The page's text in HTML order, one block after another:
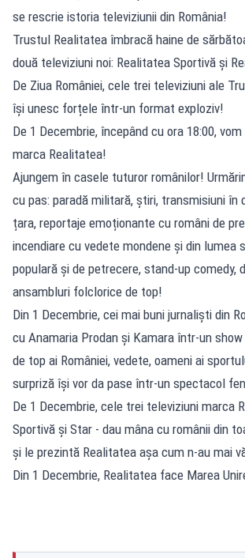
se rescrie istoria televiziunii din România!
Trustul Realitatea îmbracă haine de
două televiziuni noi: Realitatea Sportivă și
De Ziua României, cele trei televiziuni ale
își unesc forțele într-un format exploziv!
De 1 Decembrie, începând cu ora 18:00,
marca Realitatea!
Ajungem în casele tuturor românilor!
cu pas: paradă militară, știri, transmisiuni în
țara, reportaje emoționante cu români de
incendiare cu vedete mondene și din lumea
populară și de petrecere, stand-up comedy,
ansambluri folclorice de top!
Din 1 Decembrie, cei mai buni jurnaliști din
cu Anamaria Prodan și Kamara într-un
de top ai României, vedete, oameni ai
surpriză își vor da pase într-un spectacol
De 1 Decembrie, cele trei televiziuni marca
Sportivă și Star - dau mâna cu românii din
și le prezintă Realitatea așa cum n-au mai
Din 1 Decembrie, Realitatea face Marea